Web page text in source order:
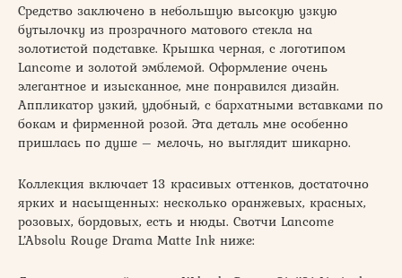
Средство заключено в небольшую высокую узкую
бутылочку из прозрачного матового стекла на
золотистой подставке. Крышка черная, с логотипом
Lancome и золотой эмблемой. Оформление очень
элегантное и изысканное, мне понравился дизайн.
Аппликатор узкий, удобный, с бархатными вставками по
бокам и фирменной розой. Эта деталь мне особенно
пришлась по душе – мелочь, но выглядит шикарно.
Коллекция включает 13 красивых оттенков, достаточно
ярких и насыщенных: несколько оранжевых, красных,
розовых, бордовых, есть и нюды. Свотчи Lancome
L’Absolu Rouge Drama Matte Ink ниже: